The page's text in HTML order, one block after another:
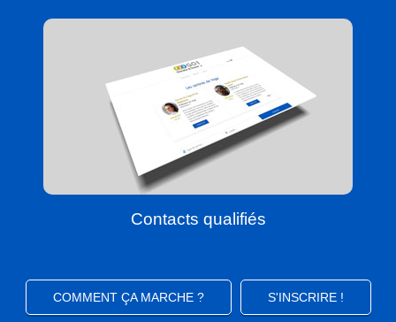
Contacts qualifiés
COMMENT ÇA MARCHE ? S'INSCRIRE !